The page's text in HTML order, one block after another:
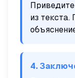
из
4.